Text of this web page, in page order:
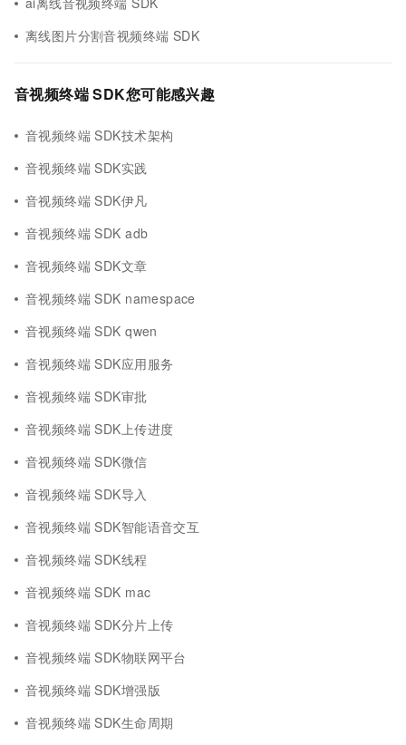
离线图片分割音视频终端 SDK
音视频终端 SDK您可能感兴趣
音视频终端 SDK技术架构
音视频终端 SDK实践
音视频终端 SDK伊凡
音视频终端 SDK adb
音视频终端 SDK文章
音视频终端 SDK namespace
音视频终端 SDK qwen
音视频终端 SDK应用服务
音视频终端 SDK审批
音视频终端 SDK上传进度
音视频终端 SDK微信
音视频终端 SDK导入
音视频终端 SDK智能语音交互
音视频终端 SDK线程
音视频终端 SDK mac
音视频终端 SDK分片上传
音视频终端 SDK物联网平台
音视频终端 SDK增强版
音视频终端 SDK生命周期